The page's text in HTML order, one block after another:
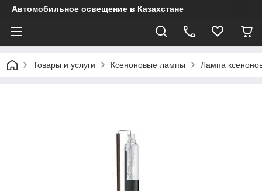
Автомобильное освещение в Казахстане
Товары и услуги Ксеноновые лампы Лампа